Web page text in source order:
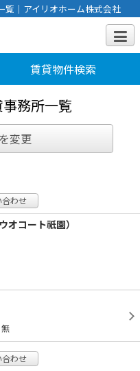
覧｜アイリオホーム株式会社
賃貸物件検索
務所一覧
変更
わせ
オコート祇園）
無
わせ